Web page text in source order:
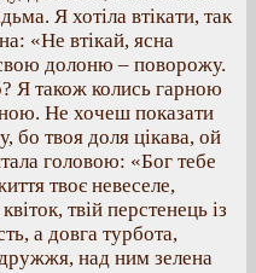
Я хотіла втікати, так
«Не втікай, ясна
долоню – поворожу.
Я також колись гарною
Не хочеш показати
бо твоя доля цікава, ой
головою: «Бог тебе
твоє невеселе,
твій перстенець із
а довга турбота,
над ним зелена